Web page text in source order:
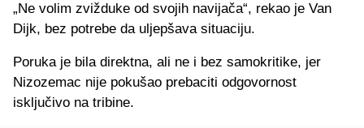
„Ne volim zvižduke od svojih navijača“, rekao je Van
Dijk, bez potrebe da uljepšava situaciju.
Poruka je bila direktna, ali ne i bez samokritike, jer
Nizozemac nije pokušao prebaciti odgovornost
isključivo na tribine.